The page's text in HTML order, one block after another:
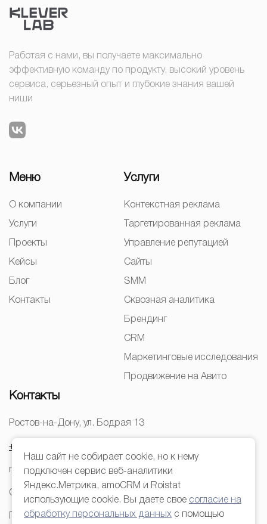
Наш сайт не собирает cookie, но к нему
подключен сервис веб-аналитики
Яндекс.Метрика, amoCRM и Roistat
использующие cookie. Вы даете свое согласие на
обработку персональных данных с помощью
Работая с нами, вы получаете максимально
эффективную команду по продукту, высокий уровень
сервиса, серьезный опыт и глубокие знания вашей
ниши
Меню
О компании
Услуги
Проекты
Кейсы
Блог
Контакты
Услуги
Контекстная реклама
Таргетированная реклама
Управление репутацией
Сайты
SMM
Сквозная аналитика
Брендинг
CRM
Маркетинговые исследования
Продвижение на Авито
Контакты
Ростов-на-Дону, ул. Бодрая 13
+7 (928) 22-666-44
mail@kleverlab.ru
Согласие на обработку персональных данных
Политика конфиденциальности